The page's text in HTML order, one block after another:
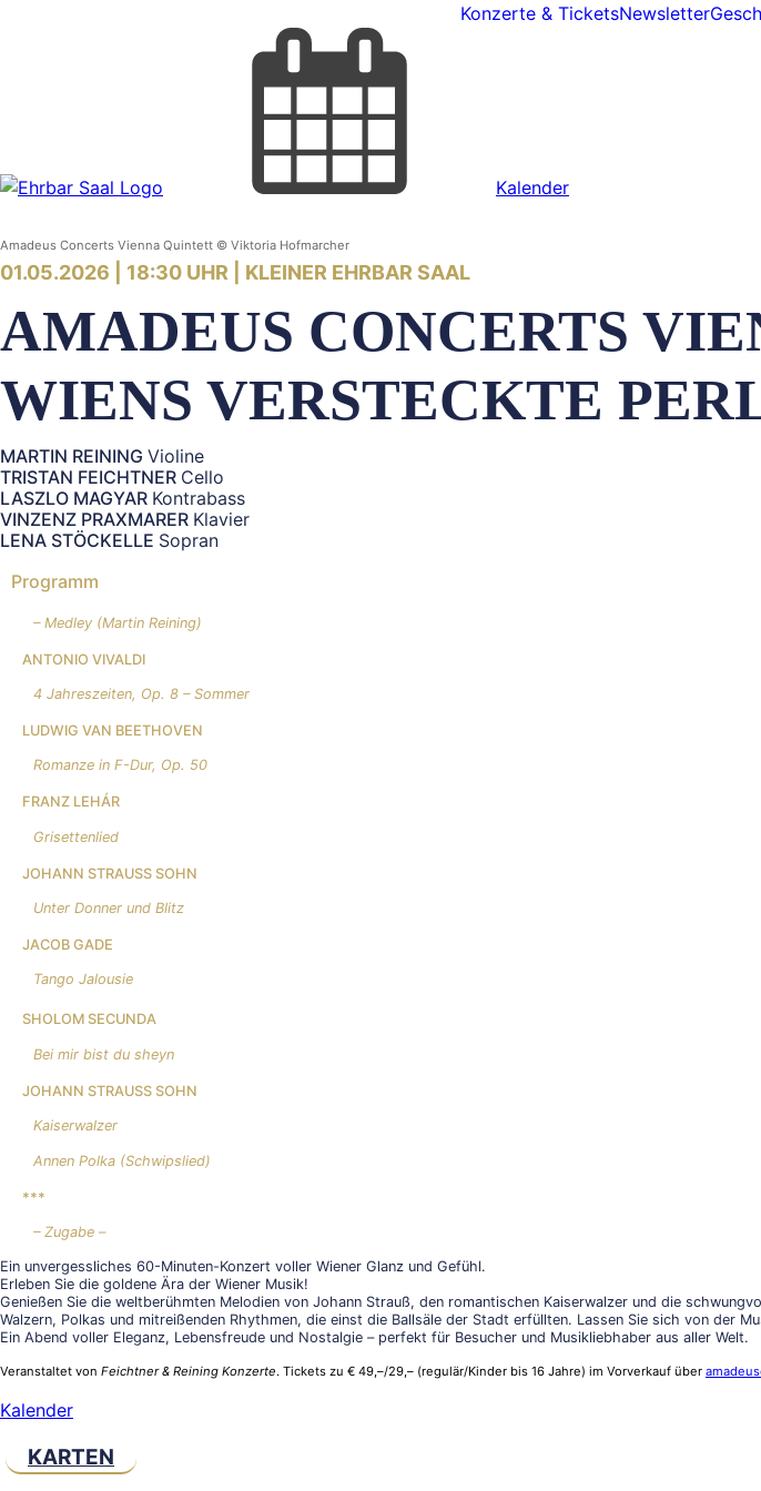
Konzerte & TicketsNewsletter
Kalender
Amadeus Concerts Vienna Quintett © Viktoria Hofmarcher
01.05.2026 | 18:30 UHR | KLEINER EHRBAR SAAL
AMADEUS CONCERTS
WIENS VERSTECKTE
MARTIN REINING Violine
TRISTAN FEICHTNER Cello
LASZLO MAGYAR Kontrabass
VINZENZ PRAXMARER Klavier
LENA STÖCKELLE Sopran
Programm
– Medley (Martin Reining)
ANTONIO VIVALDI
4 Jahreszeiten, Op. 8 – Sommer
LUDWIG VAN BEETHOVEN
Romanze in F-Dur, Op. 50
FRANZ LEHÁR
Grisettenlied
JOHANN STRAUSS SOHN
Unter Donner und Blitz
JACOB GADE
Tango Jalousie
SHOLOM SECUNDA
Bei mir bist du sheyn
JOHANN STRAUSS SOHN
Kaiserwalzer
Annen Polka (Schwipslied)
***
– Zugabe –
Ein unvergessliches 60-Minuten-Konzert voller Wiener Glanz und Gefühl.
Erleben Sie die goldene Ära der Wiener Musik!
Genießen Sie die weltberühmten Melodien von Johann Strauß, den romantischen Kaiserwalzer und die
Walzern, Polkas und mitreißenden Rhythmen, die einst die Ballsäle der Stadt erfüllten. Lassen Sie sich von der
Ein Abend voller Eleganz, Lebensfreude und Nostalgie – perfekt für Besucher und Musikliebhaber aus aller Welt.
Veranstaltet von Feichtner & Reining Konzerte. Tickets zu € 49,–/29,– (regulär/Kinder bis 16 Jahre) im Vorverkauf über
Kalender
KARTEN